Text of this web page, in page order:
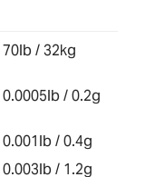
70lb / 32kg
0.0005lb / 0.2g
0.001lb / 0.4g
0.003lb / 1.2g